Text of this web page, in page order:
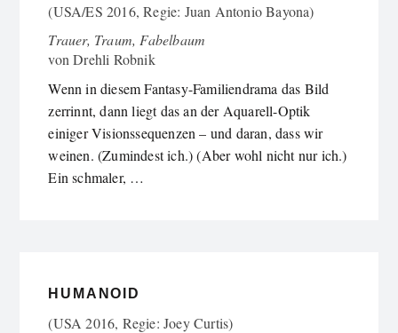
(USA/ES 2016, Regie: Juan Antonio Bayona)
Trauer, Traum, Fabelbaum
vonDrehli Robnik
Wenn in diesem Fantasy-Familiendrama das Bild
zerrinnt, dann liegt das an der Aquarell-Optik
einiger Visionssequenzen – und daran, dass wir
weinen. (Zumindest ich.) (Aber wohl nicht nur ich.)
Ein schmaler, …
HUMANOID
(USA 2016, Regie: Joey Curtis)